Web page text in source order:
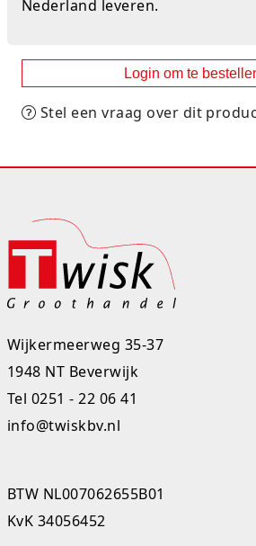
Nederland leveren.
Login om te
Stel een vraag over dit
Wijkermeerweg 35-37
1948 NT Beverwijk
Tel 0251 - 22 06 41
info@twiskbv.nl
BTW NL007062655B01
KvK 34056452
Winkel, keuken en huis
Woezel en Pip